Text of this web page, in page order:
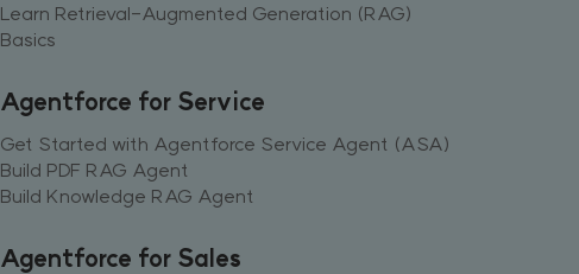
Learn Retrieval-Augmented Generation (RAG)
Basics
Agentforce for Service
Get Started with Agentforce Service Agent (ASA)
Build PDF RAG Agent
Build Knowledge RAG Agent
Agentforce for Sales